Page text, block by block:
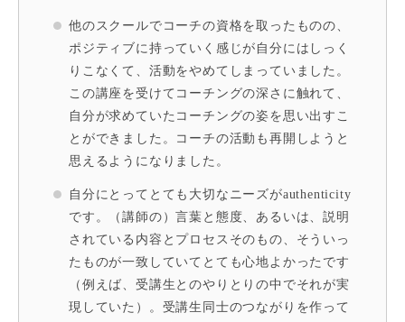
他のスクールでコーチの資格を取ったものの、
ポジティブに持っていく感じが自分にはしっく
りこなくて、活動をやめてしまっていました。
この講座を受けてコーチングの深さに触れて、
自分が求めていたコーチングの姿を思い出すこ
とができました。コーチの活動も再開しようと
思えるようになりました。
自分にとってとても大切なニーズがauthenticity
です。（講師の）言葉と態度、あるいは、説明
されている内容とプロセスそのもの、そういっ
たものが一致していてとても心地よかったです
（例えば、受講生とのやりとりの中でそれが実
現していた）。受講生同士のつながりを作って